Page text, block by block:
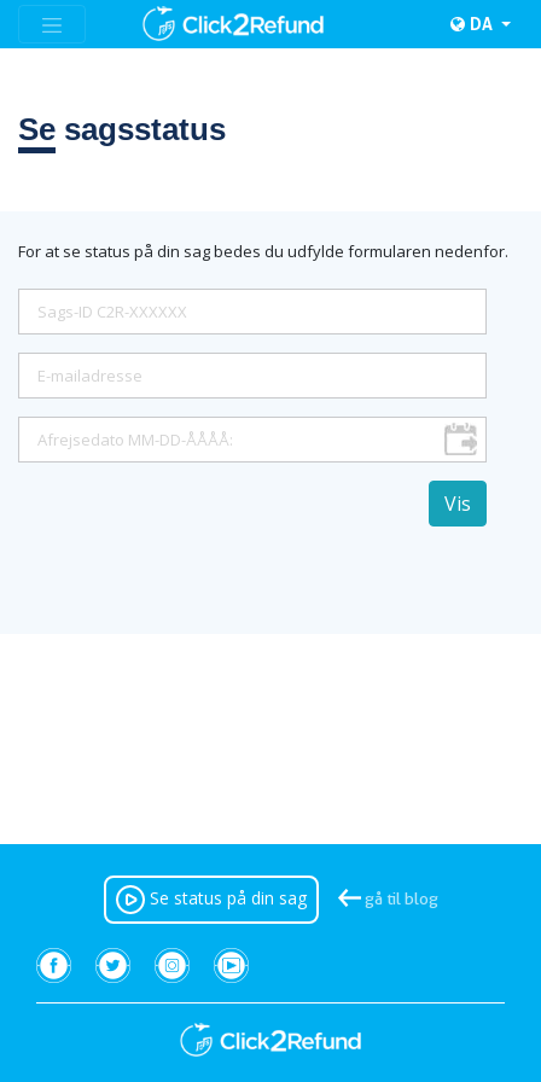
DA
Se sagsstatus
For at se status på din sag bedes du udfylde formularen nedenfor.
Vis
Se status på din sag gå til blog